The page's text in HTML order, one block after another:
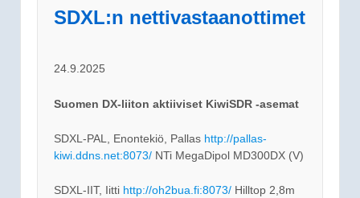
SDXL:n nettivastaanottimet
24.9.2025
Suomen DX-liiton aktiiviset KiwiSDR -asemat
SDXL-PAL, Enontekiö, Pallas http://pallas-
kiwi.ddns.net:8073/ NTi MegaDipol MD300DX (V)
SDXL-IIT, Iitti http://oh2bua.fi:8073/ Hilltop 2,8m